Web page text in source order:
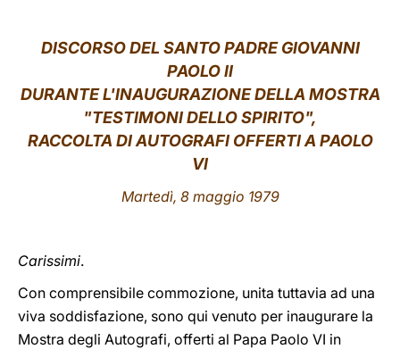
LATINE
DISCORSO DEL SANTO PADRE GIOVANNI
PAOLO II
DURANTE L'INAUGURAZIONE DELLA MOSTRA
"TESTIMONI DELLO SPIRITO",
RACCOLTA DI AUTOGRAFI OFFERTI A PAOLO
VI
Martedì, 8 maggio 1979
Carissimi.
Con comprensibile commozione, unita tuttavia ad una
viva soddisfazione, sono qui venuto per inaugurare la
Mostra degli Autografi, offerti al Papa Paolo VI in